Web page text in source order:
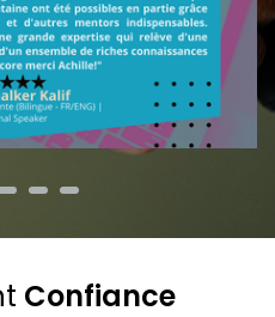
Confiance